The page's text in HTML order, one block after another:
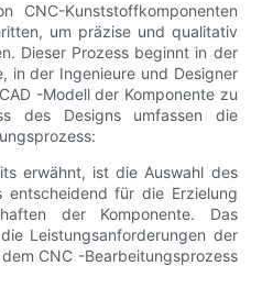
CNC-Kunststoffkomponenten
um präzise und qualitativ
Dieser Prozess beginnt in der
in der Ingenieure und Designer
-Modell der Komponente zu
des Designs umfassen die
erwähnt, ist die Auswahl des
entscheidend für die Erzielung
der Komponente. Das
Leistungsanforderungen der
CNC -Bearbeitungsprozess